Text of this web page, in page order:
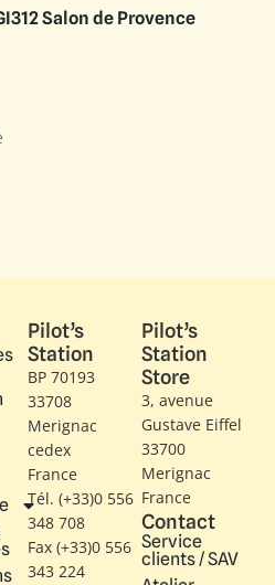
Salon de Provence
Pilot’s
Station
BP 70193
33708
Merignac
cedex
France
Tél. (+33)0 556
348 708
Fax (+33)0 556
343 224
Pilot’s
Station
Store
3, avenue
Gustave Eiffel​
33700
Merignac
France
Contact
Service
clients / SAV